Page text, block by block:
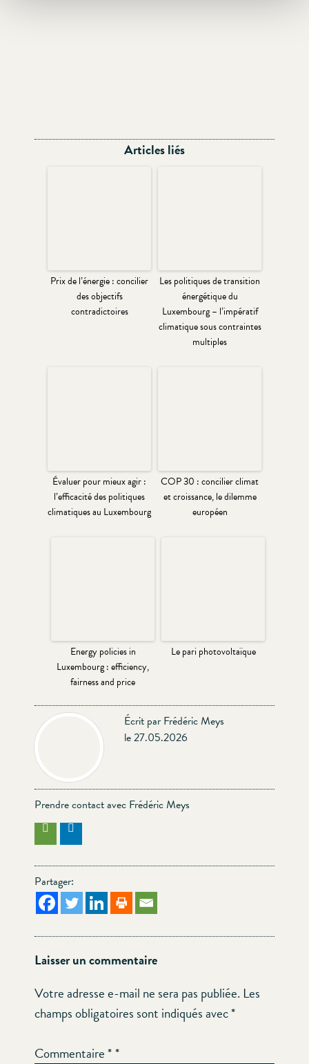
Articles liés
Prix de l’énergie : concilier
des objectifs
contradictoires
Les politiques de transition
énergétique du
Luxembourg – l’impératif
climatique sous contraintes
multiples
Évaluer pour mieux agir :
l’efficacité des politiques
climatiques au Luxembourg
COP 30 : concilier climat
et croissance, le dilemme
européen
Energy policies in
Luxembourg : efficiency,
fairness and price
Le pari photovoltaïque
Écrit par Frédéric Meys
le 27.05.2026
Prendre contact avec Frédéric Meys
Partager:
Laisser un commentaire
Votre adresse e-mail ne sera pas publiée. Les
champs obligatoires sont indiqués avec*
Commentaire*